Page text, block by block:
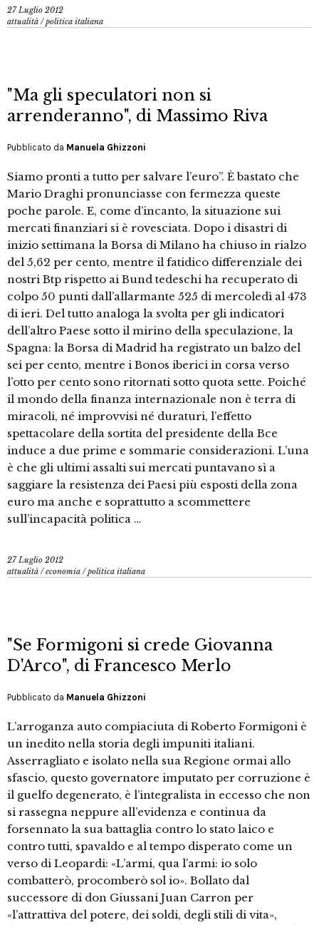
27 Luglio 2012
attualità /politica italiana
"Ma gli speculatori non si
arrenderanno", di Massimo Riva
Pubblicato da Manuela Ghizzoni
Siamo pronti a tutto per salvare l’euro”. È bastato che
Mario Draghi pronunciasse con fermezza queste
poche parole. E, come d’incanto, la situazione sui
mercati finanziari si è rovesciata. Dopo i disastri di
inizio settimana la Borsa di Milano ha chiuso in rialzo
del 5,62 per cento, mentre il fatidico differenziale dei
nostri Btp rispetto ai Bund tedeschi ha recuperato di
colpo 50 punti dall’allarmante 525 di mercoledì al 473
di ieri. Del tutto analoga la svolta per gli indicatori
dell’altro Paese sotto il mirino della speculazione, la
Spagna: la Borsa di Madrid ha registrato un balzo del
sei per cento, mentre i Bonos iberici in corsa verso
l’otto per cento sono ritornati sotto quota sette. Poiché
il mondo della finanza internazionale non è terra di
miracoli, né improvvisi né duraturi, l’effetto
spettacolare della sortita del presidente della Bce
induce a due prime e sommarie considerazioni. L’una
è che gli ultimi assalti sui mercati puntavano sì a
saggiare la resistenza dei Paesi più esposti della zona
euro ma anche e soprattutto a scommettere
sull’incapacità politica …
27 Luglio 2012
attualità /economia /politica italiana
"Se Formigoni si crede Giovanna
D'Arco", di Francesco Merlo
Pubblicato da Manuela Ghizzoni
L’arroganza auto compiaciuta di Roberto Formigoni è
un inedito nella storia degli impuniti italiani.
Asserragliato e isolato nella sua Regione ormai allo
sfascio, questo governatore imputato per corruzione è
il guelfo degenerato, è l’integralista in eccesso che non
si rassegna neppure all’evidenza e continua da
forsennato la sua battaglia contro lo stato laico e
contro tutti, spavaldo e al tempo disperato come un
verso di Leopardi: «L’armi, qua l’armi: io solo
combatterò, procomberò sol io». Bollato dal
successore di don Giussani Juan Carron per
«l’attrattiva del potere, dei soldi, degli stili di vita»,